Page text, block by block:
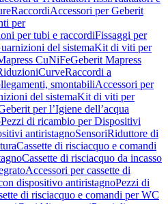
RaccordiAccessori per Geberit
per
per tubi e raccordiFissaggi per
del sistemaKit di viti per
CuNiFeGeberit Mapress
CurveRaccordi a
smontabiliAccessori per
del sistemaKit di viti per
per l’Igiene dell’acqua
Pezzi di ricambio per Dispositivi
antiristagnoSensoriRiduttore di
Cassette di risciacquo e comandi
Cassette di risciacquo da incasso
Accessori per cassette di
dispositivo antiristagnoPezzi di
di risciacquo e comandi per WC